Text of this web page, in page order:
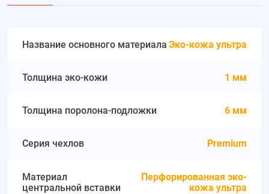
Название основного материала Эко-кожа ультра
Толщина эко-кожи 1 мм
Толщина поролона-подложки 6 мм
Серия чехлов Premium
Материал
центральной вставки
Перфорированная эко-
кожа ультра